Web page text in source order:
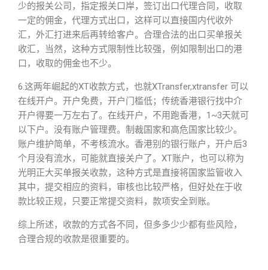
少的报关公司，指定报关口岸，签订出口代理合同，收取
一定的佣金，代理方式出口，这样可以直接国内代收外
汇，外汇打进来后再转给客户。合理合法的出口买单报关
收汇，当然，这种方式限制性比较强，例如限制出口的港
口，收取的佣金也不少。
6.这两年崛起的XT收款方式，也就XTransfer,xtransfer 可以
在线开户。开户免费，开户门槛低；传统香港银行找中介
开户得要一万左右了。在线开户，不用跑香港，1~3天就可
以下户。没有账户管理费。制裁国家和高危国家比较少。
账户维护简单，不考核流水。香港别的银行账户，开户后3
个月没有流水，可能就直接关户了。XT账户，也可以称为
光明正大买单报关收款，这种方式是直接将国家监管收入
其中，提交相应的资料，审核也比较严格，但好处在于收
款比较正规，只要正常提交资料，款项安全到账。
综上所述，收款的方式各不同，但多多少少都有些风险，
合理合规的收款是很重要的。